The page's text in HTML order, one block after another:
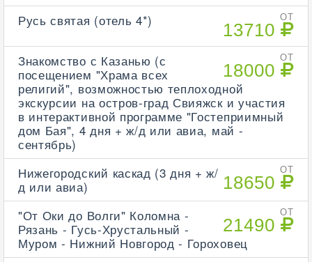
ОТ
13710
Русь святая (отель 4*)
ОТ
18000
Знакомство с Казанью (с
посещением "Храма всех
религий", возможностью теплоходной
экскурсии на остров-град Свияжск и участия
в интерактивной программе "Гостеприимный
дом Бая", 4 дня + ж/д или авиа, май -
сентябрь)
ОТ
18650
Нижегородский каскад (3 дня + ж/
д или авиа)
ОТ
21490
"От Оки до Волги" Коломна -
Рязань - Гусь-Хрустальный -
Муром - Нижний Новгород - Гороховец